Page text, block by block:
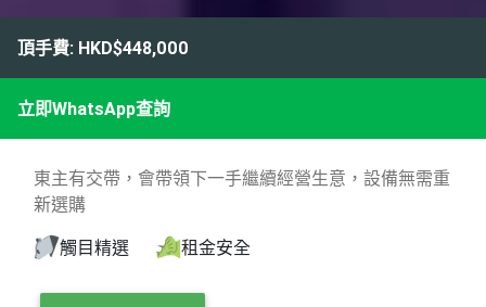
頂手費: HKD$448,000
立即WhatsApp查詢
東主有交帶，會帶領下一手繼續經營生意，設備無需重
新選購
觸目精選
租金安全